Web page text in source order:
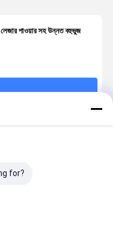
পাওয়ার সহ উন্নত বহুভুজ
for?